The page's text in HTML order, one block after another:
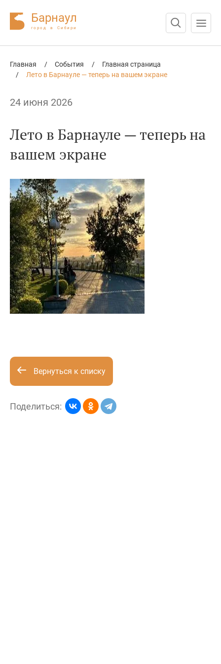
Барнаул
город в Сибири
Главная
/ События /
Главная страница
/
Лето в Барнауле — теперь на вашем экране
24 июня 2026
Лето в Барнауле — теперь на
вашем экране
Вернуться к списку
Поделиться: